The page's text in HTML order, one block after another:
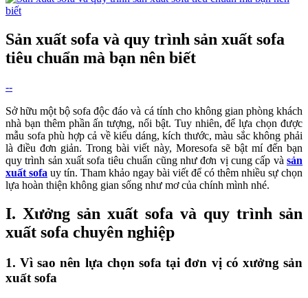
Sản xuất sofa và quy trình sản xuất sofa
tiêu chuẩn mà bạn nên biết
--
Sở hữu một bộ sofa độc đáo và cá tính cho không gian phòng khách
nhà bạn thêm phần ấn tượng, nổi bật. Tuy nhiên, để lựa chọn được
mẫu sofa phù hợp cả về kiểu dáng, kích thước, màu sắc không phải
là điều đơn giản. Trong bài viết này, Moresofa sẽ bật mí đến bạn
quy trình sản xuất sofa tiêu chuẩn cũng như đơn vị cung cấp và sản
xuất sofa uy tín. Tham khảo ngay bài viết để có thêm nhiều sự chọn
lựa hoàn thiện không gian sống như mơ của chính mình nhé.
I. Xưởng sản xuất sofa và quy trình sản
xuất sofa chuyên nghiệp
1. Vì sao nên lựa chọn sofa tại đơn vị có xưởng sản
xuất sofa